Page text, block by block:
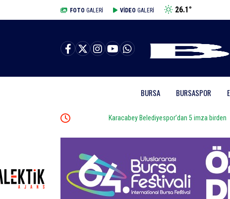
FOTO GALERİ VİDEO GALERİ 26.1°
BURSA BURSASPOR
Karacabey Belediyespor’dan 5 imza birden